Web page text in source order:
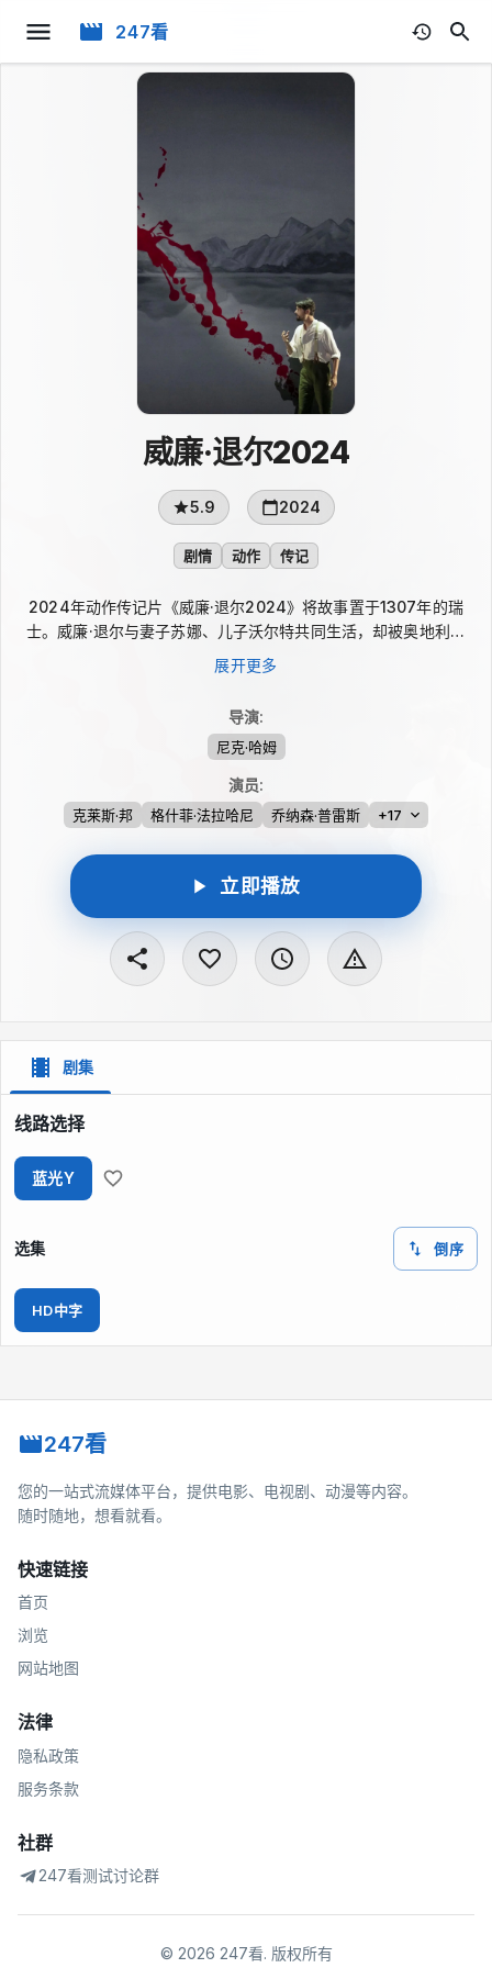
247看
威廉·退尔2024
5.9 2024
剧情 动作 传记
2024年动作传记片《威廉·退尔2024》将故事置于1307年的瑞
士。威廉·退尔与妻子苏娜、儿子沃尔特共同生活，却被奥地利占
领者的压迫卷入风暴。邻村遭袭后，农夫鲍姆加滕因妻子被州长沃
尔夫肖特残害而复仇杀人，被迫逃亡。退尔虽曾发誓远离暴力，仍
刻。
展开更多
导演:
尼克·哈姆
演员:
克莱斯·邦 格什菲·法拉哈尼 乔纳森·普雷斯 +17
立即播放
剧集
线路选择
蓝光Y
选集 倒序
HD中字
247看
您的一站式流媒体平台，提供电影、电视剧、动漫等内容。
随时随地，想看就看。
快速链接
首页
浏览
网站地图
法律
隐私政策
服务条款
社群
247看测试讨论群
© 2026 247看. 版权所有